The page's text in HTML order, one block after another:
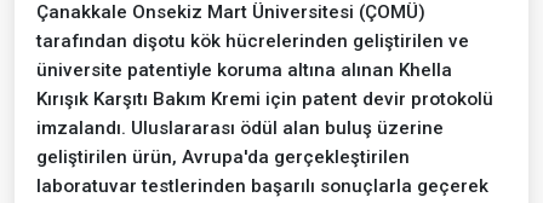
Çanakkale Onsekiz Mart Üniversitesi (ÇOMÜ)
tarafından dişotu kök hücrelerinden geliştirilen ve
üniversite patentiyle koruma altına alınan Khella
Kırışık Karşıtı Bakım Kremi için patent devir protokolü
imzalandı. Uluslararası ödül alan buluş üzerine
geliştirilen ürün, Avrupa'da gerçekleştirilen
laboratuvar testlerinden başarılı sonuçlarla geçerek